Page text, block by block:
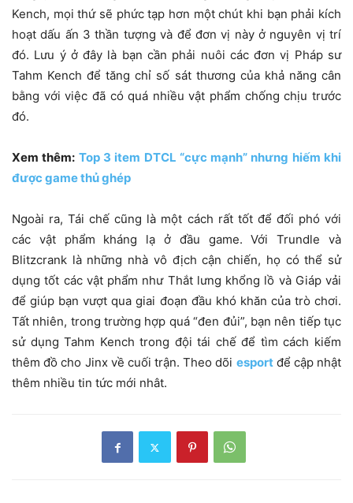
Kench, mọi thứ sẽ phức tạp hơn một chút khi bạn phải kích
hoạt dấu ấn 3 thần tượng và để đơn vị này ở nguyên vị trí
đó. Lưu ý ở đây là bạn cần phải nuôi các đơn vị Pháp sư
Tahm Kench để tăng chỉ số sát thương của khả năng cân
bằng với việc đã có quá nhiều vật phẩm chống chịu trước
đó.
Xem thêm: Top 3 item DTCL “cực mạnh” nhưng hiếm khi
được game thủ ghép
Ngoài ra, Tái chế cũng là một cách rất tốt để đối phó với
các vật phẩm kháng lạ ở đầu game. Với Trundle và
Blitzcrank là những nhà vô địch cận chiến, họ có thể sử
dụng tốt các vật phẩm như Thắt lưng khổng lồ và Giáp vải
để giúp bạn vượt qua giai đoạn đầu khó khăn của trò chơi.
Tất nhiên, trong trường hợp quá “đen đủi”, bạn nên tiếp tục
sử dụng Tahm Kench trong đội tái chế để tìm cách kiếm
thêm đồ cho Jinx về cuối trận. Theo dõi esportđể cập nhật
thêm nhiều tin tức mới nhât.